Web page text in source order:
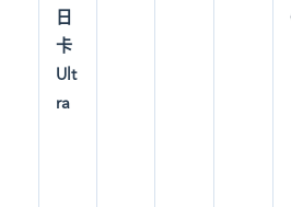
日
卡
Ult
ra